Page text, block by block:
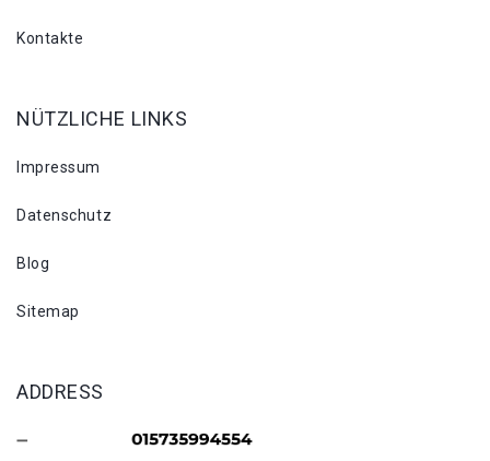
Kontakte
NÜTZLICHE LINKS
Impressum
Datenschutz
Blog
Sitemap
ADDRESS